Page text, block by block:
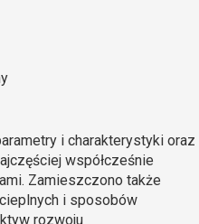
i charakterystyki oraz
współcześnie
Zamieszczono także
i sposobów
rozwoju